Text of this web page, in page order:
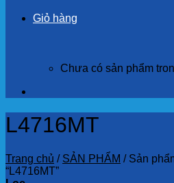
Giỏ hàng
Chưa có sản phẩm
L4716MT
Trang chủ / SẢN PHẨM /Sản
“L4716MT”